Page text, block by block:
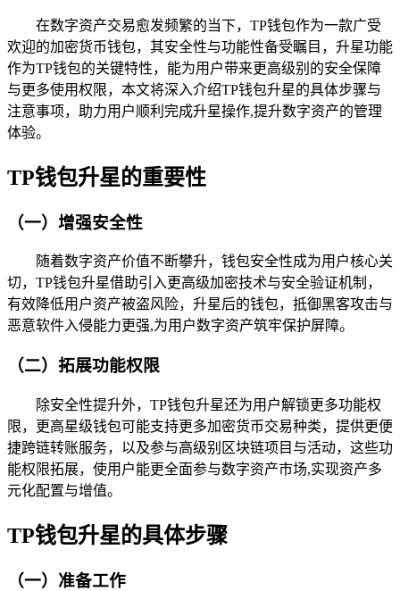
在数字资产交易愈发频繁的当下，TP钱包作为一款广受
欢迎的加密货币钱包，其安全性与功能性备受瞩目，升星功能
作为TP钱包的关键特性，能为用户带来更高级别的安全保障
与更多使用权限，本文将深入介绍TP钱包升星的具体步骤与
注意事项，助力用户顺利完成升星操作,提升数字资产的管理
体验。
TP钱包升星的重要性
（一）增强安全性
随着数字资产价值不断攀升，钱包安全性成为用户核心关
切，TP钱包升星借助引入更高级加密技术与安全验证机制，
有效降低用户资产被盗风险，升星后的钱包，抵御黑客攻击与
恶意软件入侵能力更强,为用户数字资产筑牢保护屏障。
（二）拓展功能权限
除安全性提升外，TP钱包升星还为用户解锁更多功能权
限，更高星级钱包可能支持更多加密货币交易种类，提供更便
捷跨链转账服务，以及参与高级别区块链项目与活动，这些功
能权限拓展，使用户能更全面参与数字资产市场,实现资产多
元化配置与增值。
TP钱包升星的具体步骤
（一）准备工作